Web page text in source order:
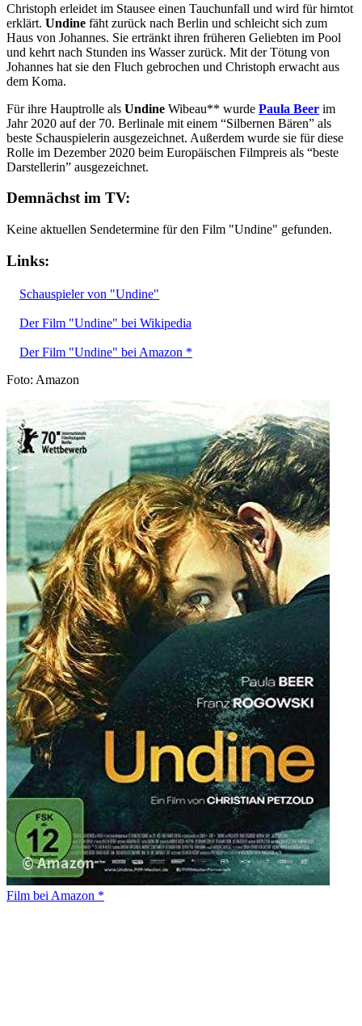
Christoph erleidet im Stausee einen Tauchunfall und wird für hirntot
erklärt. Undine fäht zurück nach Berlin und schleicht sich zum
Haus von Johannes. Sie ertränkt ihren früheren Geliebten im Pool
und kehrt nach Stunden ins Wasser zurück. Mit der Tötung von
Johannes hat sie den Fluch gebrochen und Christoph erwacht aus
dem Koma.
Für ihre Hauptrolle als Undine Wibeau** wurde Paula Beer im
Jahr 2020 auf der 70. Berlinale mit einem “Silbernen Bären” als
beste Schauspielerin ausgezeichnet. Außerdem wurde sie für diese
Rolle im Dezember 2020 beim Europäischen Filmpreis als “beste
Darstellerin” ausgezeichnet.
Demnächst im TV:
Keine aktuellen Sendetermine für den Film "Undine" gefunden.
Links:
Schauspieler von "Undine"
Der Film "Undine" bei Wikipedia
Der Film "Undine" bei Amazon *
Foto: Amazon
Film bei Amazon *